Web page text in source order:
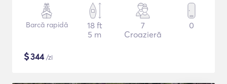
Barcă rapidă
18 ft
5 m
7
Croazieră
0
$344/zi